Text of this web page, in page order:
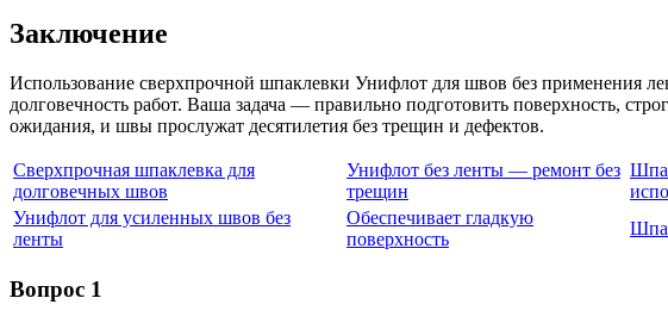
Заключение
Использование сверхпрочной шпаклевки Унифлот для швов без применения
долговечность работ. Ваша задача — правильно подготовить поверхность,
ожидания, и швы прослужат десятилетия без трещин и дефектов.
Сверхпрочная шпаклевка для
долговечных швов
Унифлот без ленты — ремонт без
трещин
Унифлот для усиленных швов без
ленты
Обеспечивает гладкую
поверхность
Вопрос 1